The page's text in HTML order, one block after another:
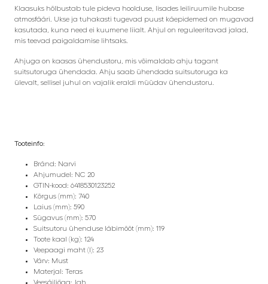
Klaasuks hõlbustab tule pideva hoolduse, lisades leiliruumile hubase
atmosfääri. Ukse ja tuhakasti tugevad puust käepidemed on mugavad
kasutada, kuna need ei kuumene liialt. Ahjul on reguleeritavad jalad,
mis teevad paigaldamise lihtsaks.
Ahjuga on kaasas ühendustoru, mis võimaldab ahju tagant
suitsutoruga ühendada. Ahju saab ühendada suitsutoruga ka
ülevalt, sellisel juhul on vajalik eraldi müüdav ühendustoru.
Tooteinfo:
Bränd: Narvi
Ahjumudel: NC 20
GTIN-kood: 6418530123252
Kõrgus (mm): 740
Laius (mm): 590
Sügavus (mm): 570
Suitsutoru ühenduse läbimõõt (mm): 119
Toote kaal (kg): 124
Veepaagi maht (l): 23
Värv: Must
Materjal: Teras
Veesäiliöga: Jah